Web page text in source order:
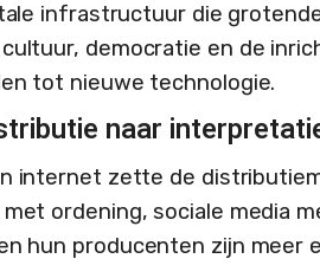
infrastructuur die
democratie en de
tot nieuwe technologie.
naar
internet zette de
ordening, sociale media
hun producenten zijn meer